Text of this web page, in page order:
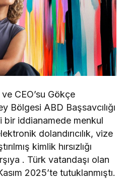
CEO’su Gökçe
Bölgesi ABD Başsavcılığı
bir iddianamede menkul
dolandırıcılık, vize
kimlik hırsızlığı
. Türk vatandaşı olan
2025’te tutuklanmıştı.